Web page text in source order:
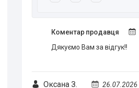
Коментар продавця
Дякуємо Вам за відгук!!
Оксана З. 26.07.2026